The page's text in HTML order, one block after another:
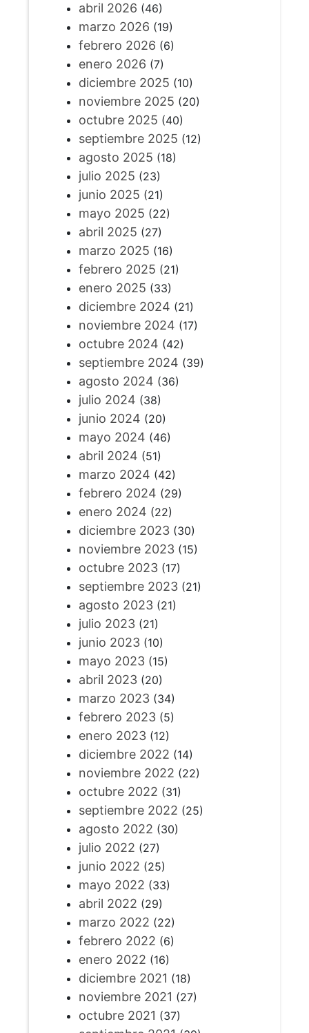
abril 2026 (46)
marzo 2026 (19)
febrero 2026 (6)
enero 2026 (7)
diciembre 2025 (10)
noviembre 2025 (20)
octubre 2025 (40)
septiembre 2025 (12)
agosto 2025 (18)
julio 2025 (23)
junio 2025 (21)
mayo 2025 (22)
abril 2025 (27)
marzo 2025 (16)
febrero 2025 (21)
enero 2025 (33)
diciembre 2024 (21)
noviembre 2024 (17)
octubre 2024 (42)
septiembre 2024 (39)
agosto 2024 (36)
julio 2024 (38)
junio 2024 (20)
mayo 2024 (46)
abril 2024 (51)
marzo 2024 (42)
febrero 2024 (29)
enero 2024 (22)
diciembre 2023(30)
noviembre 2023(15)
octubre 2023(17)
septiembre 2023(21)
agosto 2023(21)
julio 2023(21)
junio 2023(10)
mayo 2023(15)
abril 2023(20)
marzo 2023(34)
febrero 2023(5)
enero 2023(12)
diciembre 2022 (14)
noviembre 2022 (22)
octubre 2022 (31)
septiembre 2022 (25)
agosto 2022 (30)
julio 2022 (27)
junio 2022 (25)
mayo 2022 (33)
abril 2022 (29)
marzo 2022 (22)
febrero 2022 (6)
enero 2022 (16)
diciembre 2021 (18)
noviembre 2021 (27)
octubre 2021 (37)